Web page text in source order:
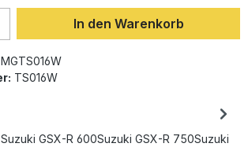
Gib den gewünschten
In den Warenkorb
MGTS016W
TS016W
GSX-R 600Suzuki GSX-R 750Suzuki